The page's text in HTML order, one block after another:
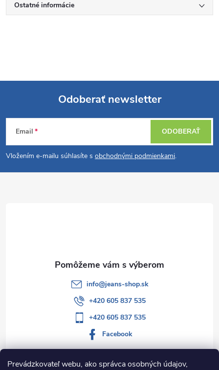
Prevádzkovateľ webu, ako správca osobných údajov,
Ostatné informácie
Z
á
p
Odoberať newsletter
Email
Vložením e-mailu súhlasíte s obchodnými podmienkami.
ODOBERAŤ
info@jeans-shop.sk
+420 605 837 535
+420 605 837 535
Facebook